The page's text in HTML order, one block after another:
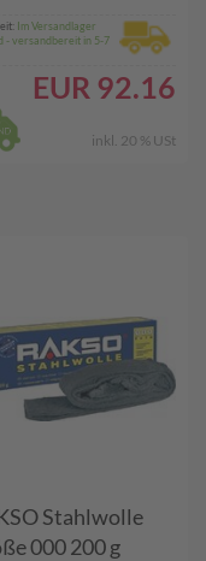
Im Versandlager
- versandbereit in 5-7
EUR 92.16
inkl. 20 % USt
Stahlwolle
000 200 g